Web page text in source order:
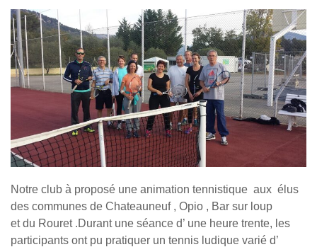
Notre club à proposé une animation tennistique aux élus
des communes de Chateauneuf , Opio , Bar sur loup
et du Rouret .Durant une séance d’ une heure trente, les
participants ont pu pratiquer un tennis ludique varié d’